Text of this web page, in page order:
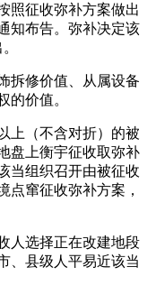
照征收弥补方案做出
知布告。弥补决定该
修价值、从属设备
的价值。
（不含对折）的被
盘上衡宇征收取弥补
当组织召开由被征收
点窜征收弥补方案，
选择正在改建地段
、县级人平易近该当